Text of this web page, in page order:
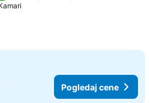
Pogledaj cene